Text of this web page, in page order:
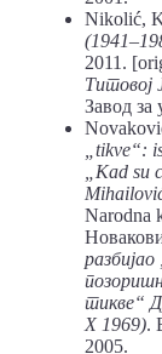
Nikolić,
2011.
Титовој
Завод за
„tikve“:
„Kad su
Narodna
тикве“
X 1969).
2005.